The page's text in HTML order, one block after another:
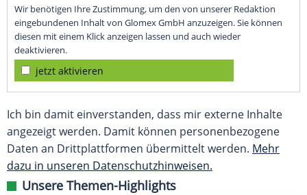
Wir benötigen Ihre Zustimmung, um den von unserer Redaktion
eingebundenen Inhalt von Glomex GmbH anzuzeigen. Sie können
diesen mit einem Klick anzeigen lassen und auch wieder
deaktivieren.
jetzt aktivieren
Ich bin damit einverstanden, dass mir externe Inhalte
angezeigt werden. Damit können personenbezogene
Daten an Drittplattformen übermittelt werden. Mehr
dazu in unseren Datenschutzhinweisen.
Unsere Themen-Highlights